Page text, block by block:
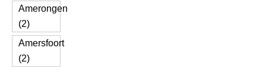
Amerongen
(2)
Amersfoort
(2)